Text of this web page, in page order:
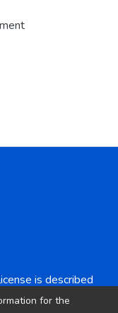
is described
for the